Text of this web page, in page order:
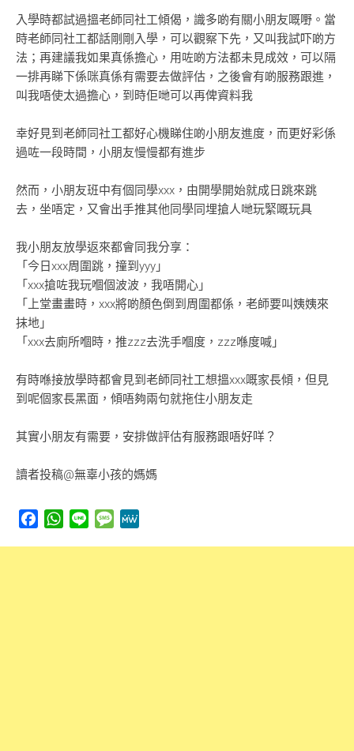
入學時都試過搵老師同社工傾偈，識多啲有關小朋友嘅嘢。當
時老師同社工都話剛剛入學，可以觀察下先，又叫我試吓啲方
法；再建議我如果真係擔心，用咗啲方法都未見成效，可以隔
一排再睇下係咪真係有需要去做評估，之後會有啲服務跟進，
叫我唔使太過擔心，到時佢哋可以再俾資料我
幸好見到老師同社工都好心機睇住啲小朋友進度，而更好彩係
過咗一段時間，小朋友慢慢都有進步
然而，小朋友班中有個同學xxx，由開學開始就成日跳來跳
去，坐唔定，又會出手推其他同學同埋搶人哋玩緊嘅玩具
我小朋友放學返來都會同我分享：
「今日xxx周圍跳，撞到yyy」
「xxx搶咗我玩嗰個波波，我唔開心」
「上堂畫畫時，xxx將啲顏色倒到周圍都係，老師要叫姨姨來
抹地」
「xxx去廁所嗰時，推zzz去洗手嗰度，zzz喺度喊」
有時喺接放學時都會見到老師同社工想搵xxx嘅家長傾，但見
到呢個家長黑面，傾唔夠兩句就拖住小朋友走
其實小朋友有需要，安排做評估有服務跟唔好咩？
讀者投稿@無辜小孩的媽媽
FacebookWhatsApp
Line Message